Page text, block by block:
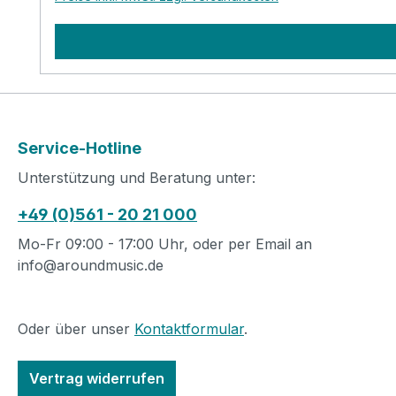
Service-Hotline
Unterstützung und Beratung unter:
+49 (0)561 - 20 21 000
Mo-Fr 09:00 - 17:00 Uhr, oder per Email an
info@aroundmusic.de
Oder über unser Kontaktformular.
Vertrag widerrufen